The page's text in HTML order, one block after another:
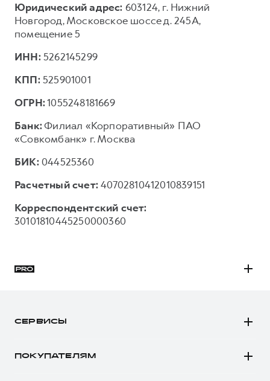
Юридический адрес: 603124, г. Нижний
Новгород, Московское шоссе д. 245А,
помещение 5
ИНН:5262145299
КПП:525901001
ОГРН:1055248181669
Банк:Филиал «Корпоративный» ПАО
«Совкомбанк» г. Москва
БИК:044525360
Расчетный счет:40702810412010839151
Корреспондентский счет:
30101810445250000360
СЕРВИСЫ
ПОКУПАТЕЛЯМ